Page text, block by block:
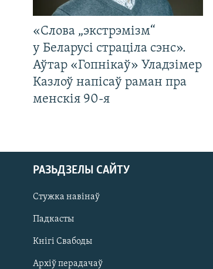
«Слова „экстрэмізм“
у Беларусі страціла сэнс».
Аўтар «Гопнікаў» Уладзімер
Казлоў напісаў раман пра
менскія 90-я
РАЗЬДЗЕЛЫ САЙТУ
Стужка навінаў
Падкасты
Кнігі Свабоды
Архіў перадачаў